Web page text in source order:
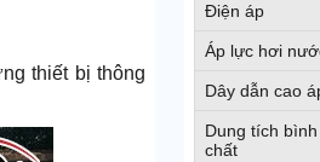
Điện áp
Áp lực hơi
Dây dẫn cao
Dung tích
chất
thiết bị thông